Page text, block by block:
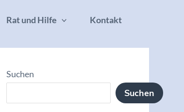
Rat und Hilfe Kontakt
Suchen
Suchen